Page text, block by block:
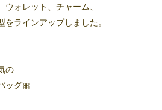
ォレット、チャーム、
ラインアップしました。
の
ッグ🎀